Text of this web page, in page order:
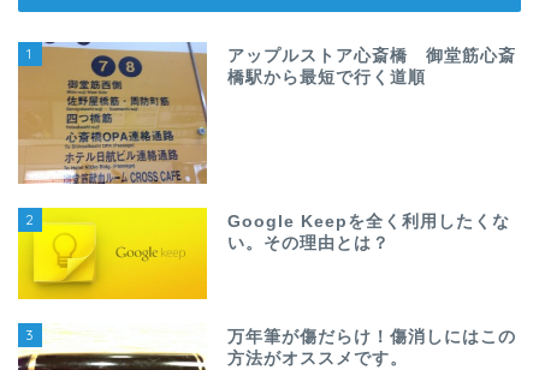
1
アップルストア心斎橋 御堂筋心斎
橋駅から最短で行く道順
2
Google Keepを全く利用したくな
い。その理由とは？
3
万年筆が傷だらけ！傷消しにはこの
方法がオススメです。